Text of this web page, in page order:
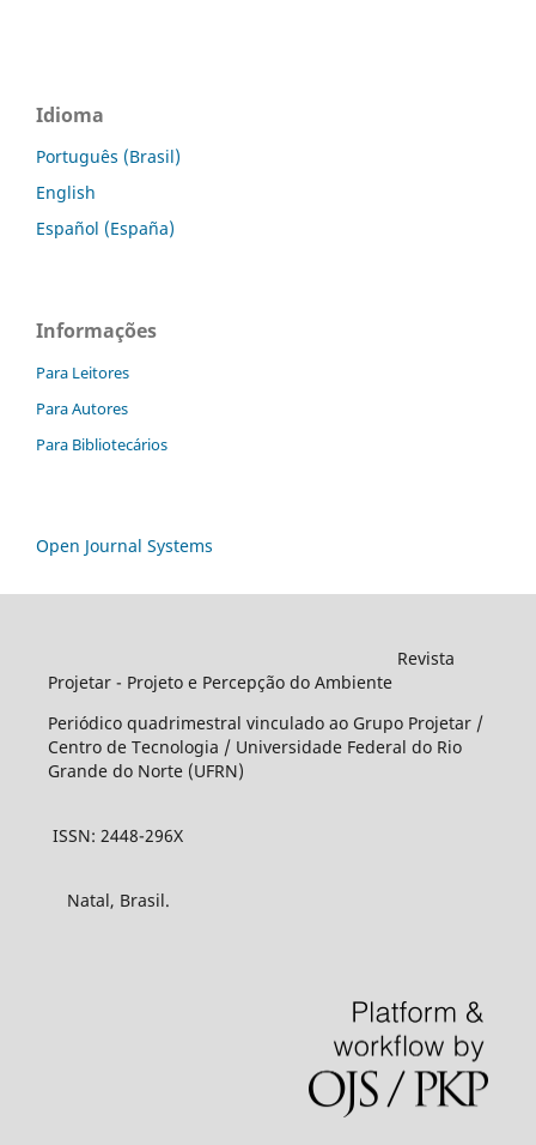
Idioma
Português (Brasil)
English
Español (España)
Informações
Para Leitores
Para Autores
Para Bibliotecários
Open Journal Systems
Revista
Projetar - Projeto e Percepção do Ambiente
Periódico quadrimestral vinculado ao Grupo Projetar /
Centro de Tecnologia / Universidade Federal do Rio
Grande do Norte (UFRN)
ISSN: 2448-296X
Natal, Brasil.